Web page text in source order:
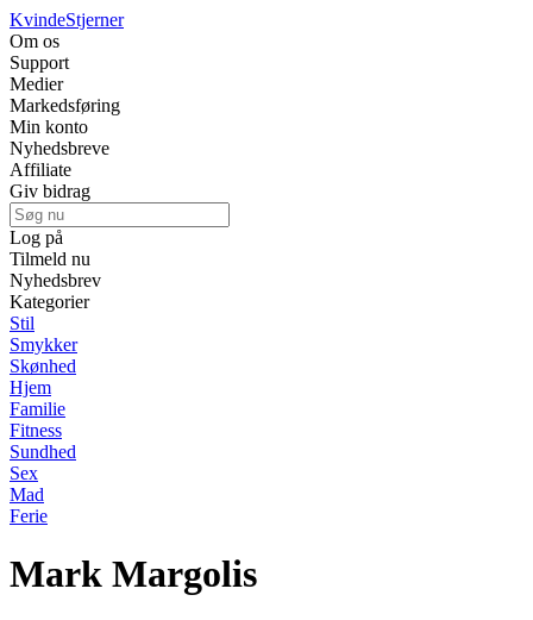
KvindeStjerner
Om os
Support
Medier
Markedsføring
Min konto
Nyhedsbreve
Affiliate
Giv bidrag
Log på
Tilmeld nu
Nyhedsbrev
Kategorier
Stil
Smykker
Skønhed
Hjem
Familie
Fitness
Sundhed
Sex
Mad
Ferie
Mark Margolis